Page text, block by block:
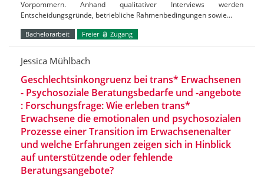
Vorpommern. Anhand qualitativer Interviews werden
Entscheidungsgründe, betriebliche Rahmenbedingungen sowie…
Bachelorarbeit Freier Zugang
Jessica Mühlbach
Geschlechtsinkongruenz bei trans* Erwachsenen
- Psychosoziale Beratungsbedarfe und -angebote
: Forschungsfrage: Wie erleben trans*
Erwachsene die emotionalen und psychosozialen
Prozesse einer Transition im Erwachsenenalter
und welche Erfahrungen zeigen sich in Hinblick
auf unterstützende oder fehlende
Beratungsangebote?